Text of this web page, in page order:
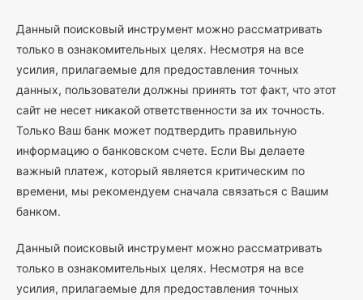
Данный поисковый инструмент можно рассматривать
только в ознакомительных целях. Несмотря на все
усилия, прилагаемые для предоставления точных
данных, пользователи должны принять тот факт, что этот
сайт не несет никакой ответственности за их точность.
Только Ваш банк может подтвердить правильную
информацию о банковском счете. Если Вы делаете
важный платеж, который является критическим по
времени, мы рекомендуем сначала связаться с Вашим
банком.
Данный поисковый инструмент можно рассматривать
только в ознакомительных целях. Несмотря на все
усилия, прилагаемые для предоставления точных